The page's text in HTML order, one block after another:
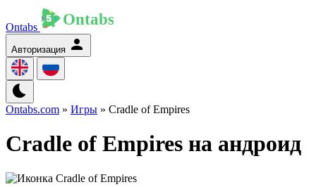
Ontabs
Авторизация
Ontabs.com » Игры » Cradle of Empires
Cradle of Empires на андроид